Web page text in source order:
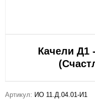
Качели Д1
Артикул: ИО 11.Д.04.01-И1